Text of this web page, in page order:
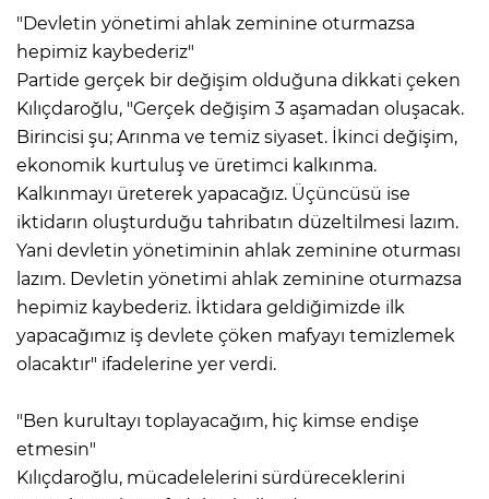
"Devletin yönetimi ahlak zeminine oturmazsa
hepimiz kaybederiz"
Partide gerçek bir değişim olduğuna dikkati çeken
Kılıçdaroğlu, "Gerçek değişim 3 aşamadan oluşacak.
Birincisi şu; Arınma ve temiz siyaset. İkinci değişim,
ekonomik kurtuluş ve üretimci kalkınma.
Kalkınmayı üreterek yapacağız. Üçüncüsü ise
iktidarın oluşturduğu tahribatın düzeltilmesi lazım.
Yani devletin yönetiminin ahlak zeminine oturması
lazım. Devletin yönetimi ahlak zeminine oturmazsa
hepimiz kaybederiz. İktidara geldiğimizde ilk
yapacağımız iş devlete çöken mafyayı temizlemek
olacaktır" ifadelerine yer verdi.
"Ben kurultayı toplayacağım, hiç kimse endişe
etmesin"
Kılıçdaroğlu, mücadelelerini sürdüreceklerini